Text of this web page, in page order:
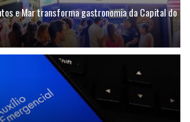
e Mar transforma gastronomia da Capital do